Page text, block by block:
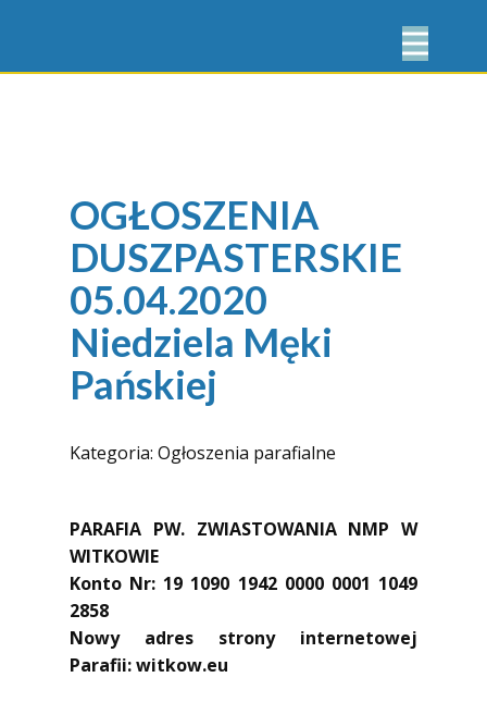
OGŁOSZENIA
DUSZPASTERSKIE
05.04.2020
Niedziela Męki
Pańskiej
Kategoria: Ogłoszenia parafialne
PARAFIA PW. ZWIASTOWANIA NMP W
WITKOWIE
Konto Nr: 19 1090 1942 0000 0001 1049
2858
Nowy adres strony internetowej
Parafii: witkow.eu